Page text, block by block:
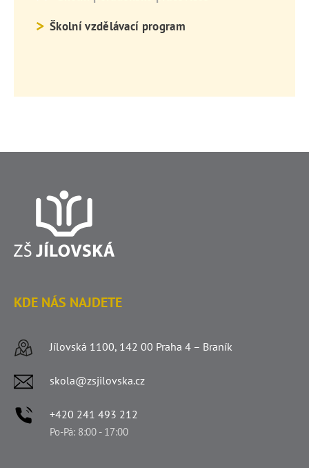
Školní vzdělávací program
KDE NÁS NAJDETE
Jílovská 1100, 142 00 Praha 4 – Braník
skola@zsjilovska.cz
+420 241 493 212
Po-Pá: 8:00 - 17:00